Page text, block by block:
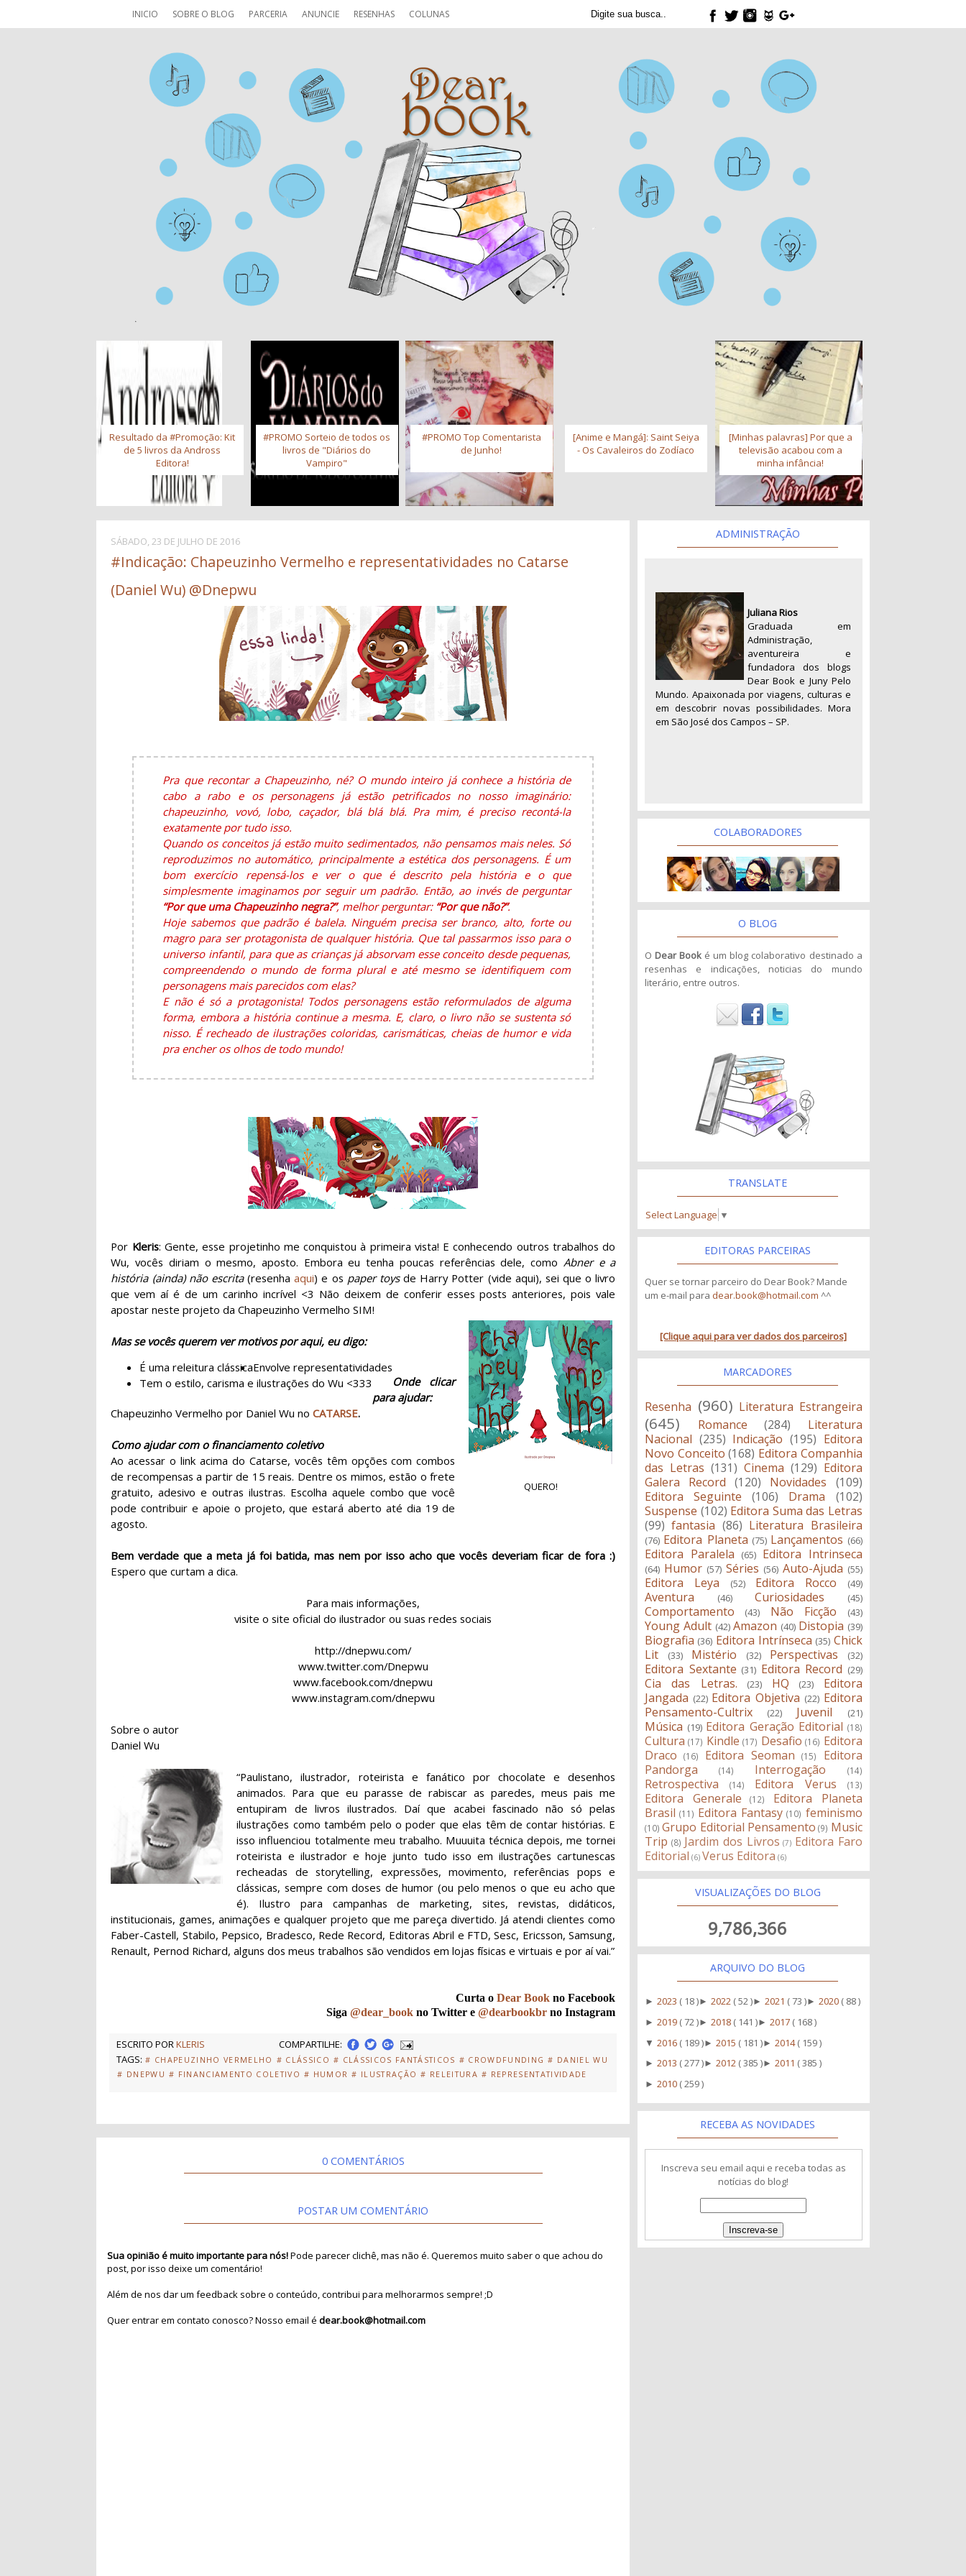
INICIO SOBRE O BLOG PARCERIA ANUNCIE RESENHAS COLUNAS
Resultado da #Promoção: Kit
de 5 livros da Andross
Editora!
#PROMO Sorteio de todos os
livros de "Diários do
Vampiro"
#PROMO Top Comentarista
de Junho!
[Anime e Mangá]: Saint Seiya
- Os Cavaleiros do Zodíaco
[Minhas palavras] Por que a
televisão acabou com a
minha infância!
SÁBADO, 23 DE JULHO DE 2016
#Indicação: Chapeuzinho Vermelho e representatividades no Catarse
(Daniel Wu) @Dnepwu
Pra que recontar a Chapeuzinho, né? O mundo inteiro já conhece a história de
cabo a rabo e os personagens já estão petrificados no nosso imaginário:
chapeuzinho, vovó, lobo, caçador, blá blá blá. Pra mim, é preciso recontá-la
exatamente por tudo isso.
Quando os conceitos já estão muito sedimentados, não pensamos mais neles. Só
reproduzimos no automático, principalmente a estética dos personagens. É um
bom exercício repensá-los e ver o que é descrito pela história e o que
simplesmente imaginamos por seguir um padrão. Então, ao invés de perguntar
“Por que uma Chapeuzinho negra?”, melhor perguntar: “Por que não?”.
Hoje sabemos que padrão é balela. Ninguém precisa ser branco, alto, forte ou
magro para ser protagonista de qualquer história. Que tal passarmos isso para o
universo infantil, para que as crianças já absorvam esse conceito desde pequenas,
compreendendo o mundo de forma plural e até mesmo se identifiquem com
personagens mais parecidos com elas?
E não é só a protagonista! Todos personagens estão reformulados de alguma
forma, embora a história continue a mesma. E, claro, o livro não se sustenta só
nisso. É recheado de ilustrações coloridas, carismáticas, cheias de humor e vida
pra encher os olhos de todo mundo!
Por Kleris: Gente, esse projetinho me conquistou à primeira vista! E conhecendo outros trabalhos do
Wu, vocês diriam o mesmo, aposto. Embora eu tenha poucas referências dele, como Abner e a
história (ainda) não escrita(resenhaaqui) e os paper toysde Harry Potter (vide aqui), sei que o livro
que vem aí é de um carinho incrível <3 Não deixem de conferir esses posts anteriores, pois vale
apostar neste projeto da Chapeuzinho Vermelho SIM!
QUERO!
Mas se vocês querem ver motivos por aqui, eu digo:
É uma releitura clássicaEnvolve representatividades
Tem o estilo, carisma e ilustrações do Wu <333
Onde clicar
para ajudar:
Chapeuzinho Vermelho por Daniel Wu noCATARSE.
Como ajudar com o financiamento coletivo
Ao acessar o link acima do Catarse, vocês têm opções com combos
de recompensas a partir de 15 reais. Dentre os mimos, estão o frete
gratuito, adesivo e outras ilustras. Escolha aquele combo que você
pode contribuir e apoie o projeto, que estará aberto até dia 19 de
agosto.
Bem verdade que a meta já foi batida, mas nem por isso acho que vocês deveriam ficar de fora :)
Espero que curtam a dica.
Para mais informações,
visite o site oficial do ilustrador ou suas redes sociais
http://dnepwu.com/
www.twitter.com/Dnepwu
www.facebook.com/dnepwu
www.instagram.com/dnepwu
Sobre o autor
Daniel Wu
“Paulistano, ilustrador, roteirista e fanático por chocolate e desenhos
animados. Para que eu parasse de rabiscar as paredes, meus pais me
entupiram de livros ilustrados. Daí que acabei fascinado não só pelas
ilustrações como também pelo o poder que elas têm de contar histórias. E
isso influenciou totalmente meu trabalho. Muuuita técnica depois, me tornei
roteirista e ilustrador e hoje junto tudo isso em ilustrações cartunescas
recheadas de storytelling, expressões, movimento, referências pops e
clássicas, sempre com doses de humor (ou pelo menos o que eu acho que
é). Ilustro para campanhas de marketing, sites, revistas, didáticos,
institucionais, games, animações e qualquer projeto que me pareça divertido. Já atendi clientes como
Faber-Castell, Stabilo, Pepsico, Bradesco, Rede Record, Editoras Abril e FTD, Sesc, Ericsson, Samsung,
Renault, Pernod Richard, alguns dos meus trabalhos são vendidos em lojas físicas e virtuais e por aí vai.”
Curta oDear Book no Facebook
Siga @dear_book no Twitter e @dearbookbr no Instagram
ESCRITO PORKLERIS
COMPARTILHE:
TAGS: # CHAPEUZINHO VERMELHO # CLÁSSICO # CLÁSSICOS FANTÁSTICOS # CROWDFUNDING # DANIEL WU
# DNEPWU # FINANCIAMENTO COLETIVO # HUMOR # ILUSTRAÇÃO # RELEITURA # REPRESENTATIVIDADE
0 COMENTÁRIOS
POSTAR UM COMENTÁRIO
Sua opinião é muito importante para nós!Pode parecer clichê, mas não é. Queremos muito saber o que achou do
post, por isso deixe um comentário!
Além de nos dar um feedback sobre o conteúdo, contribui para melhorarmos sempre! ;D
Quer entrar em contato conosco? Nosso email édear.book@hotmail.com
ADMINISTRAÇÃO
Juliana Rios
Graduada em
Administração,
aventureira e
fundadora dos blogs
Dear Book e Juny Pelo
Mundo. Apaixonada por viagens, culturas e
em descobrir novas possibilidades. Mora
em São José dos Campos – SP.
COLABORADORES
O BLOG
O Dear Book é um blog colaborativo destinado a
resenhas e indicações, noticias do mundo
literário, entre outros.
TRANSLATE
Select Language ▼
EDITORAS PARCEIRAS
Quer se tornar parceiro do Dear Book? Mande
um e-mail para dear.book@hotmail.com ^^
[Clique aqui para ver dados dos parceiros]
MARCADORES
Resenha (960) Literatura Estrangeira
(645) Romance (284)
Literatura
Nacional (235) Indicação (195) Editora
Novo Conceito (168) Editora Companhia
das Letras (131) Cinema (129) Editora
Galera Record
(120) Novidades
(109)
Editora Seguinte
(106) Drama
(102)
Suspense (102) Editora Suma das Letras
(99) fantasia (86) Literatura Brasileira
(76) Editora Planeta (75) Lançamentos (66)
Editora Paralela (65) Editora Intrinseca
(64) Humor (57) Séries (56) Auto-Ajuda (55)
Editora Leya (52) Editora Rocco (49)
Aventura (46) Curiosidades (45)
Comportamento (43) Não Ficção (43)
Young Adult (42) Amazon (40) Distopia (39)
Biografia (36) Editora Intrínseca (35) Chick
Lit
(33) Mistério (32) Perspectivas (32)
Editora Sextante (31) Editora Record (29)
Cia das Letras. (23) HQ (23)
Editora
Jangada (22) Editora Objetiva (22) Editora
Pensamento-Cultrix
(22) Juvenil (21)
Música (19) Editora Geração Editorial (18)
Cultura (17) Kindle (17) Desafio (16) Editora
Draco
(16) Editora Seoman (15)
Editora
Pandorga
(14) Interrogação (14)
Retrospectiva (14) Editora Verus (13)
Editora Generale (12)
Editora Planeta
Brasil (11) Editora Fantasy (10) feminismo
(10) Grupo Editorial Pensamento (9) Music
Trip (8) Jardim dos Livros (7) Editora Faro
Editorial (6) Verus Editora (6)
VISUALIZAÇÕES DO BLOG
9,786,366
ARQUIVO DO BLOG
►2023 ( 18 )►2022 ( 52 )►2021 ( 73 )►2020 ( 88 )
►2019 ( 72 )►2018 ( 141 )►2017 ( 168 )
▼2016 ( 189 )►2015 ( 181 )►2014( 159 )
►2013 ( 277 )►2012 ( 385 )►2011 ( 385 )
►2010 ( 259 )
RECEBA AS NOVIDADES
Inscreva seu email aqui e receba todas as
notícias do blog!